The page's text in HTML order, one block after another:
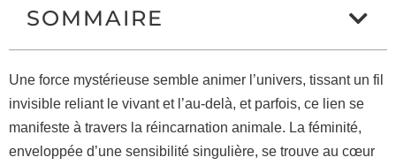
SOMMAIRE
Une force mystérieuse semble animer l’univers, tissant un fil
invisible reliant le vivant et l’au-delà, et parfois, ce lien se
manifeste à travers la réincarnation animale. La féminité,
enveloppée d’une sensibilité singulière, se trouve au cœur